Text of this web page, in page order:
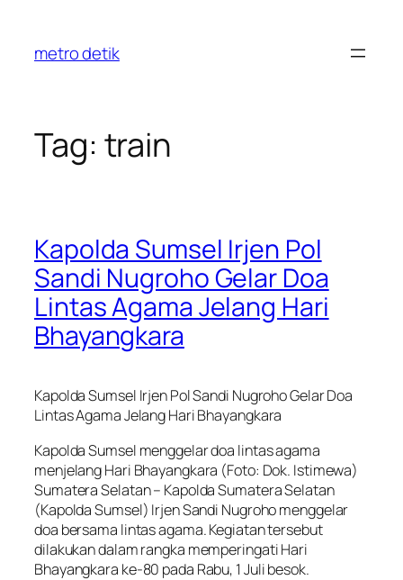
content
metro detik
Tag: train
Kapolda Sumsel Irjen Pol
Sandi Nugroho Gelar Doa
Lintas Agama Jelang Hari
Bhayangkara
Kapolda Sumsel Irjen Pol Sandi Nugroho Gelar Doa
Lintas Agama Jelang Hari Bhayangkara
Kapolda Sumsel menggelar doa lintas agama
menjelang Hari Bhayangkara (Foto: Dok. Istimewa)
Sumatera Selatan – Kapolda Sumatera Selatan
(Kapolda Sumsel) Irjen Sandi Nugroho menggelar
doa bersama lintas agama. Kegiatan tersebut
dilakukan dalam rangka memperingati Hari
Bhayangkara ke-80 pada Rabu, 1 Juli besok.